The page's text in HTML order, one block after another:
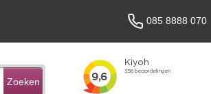
085 8888 070
Zoeken